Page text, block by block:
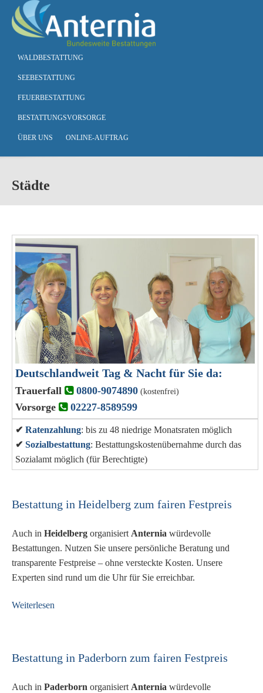
Skip to main content
WALDBESTATTUNG
SEEBESTATTUNG
FEUERBESTATTUNG
BESTATTUNGSVORSORGE
ÜBER UNS ONLINE-AUFTRAG
Städte
Deutschlandweit Tag & Nacht für Sie da:
Trauerfall 0800-9074890 (kostenfrei)
Vorsorge 02227-8589599
✔ Ratenzahlung: bis zu 48 niedrige Monatsraten möglich
✔ Sozialbestattung: Bestattungskostenübernahme durch das
Sozialamt möglich (für Berechtigte)
Bestattung in Heidelberg zum fairen Festpreis
Auch in Heidelberg organisiert Anternia würdevolle
Bestattungen. Nutzen Sie unsere persönliche Beratung und
transparente Festpreise – ohne versteckte Kosten. Unsere
Experten sind rund um die Uhr für Sie erreichbar.
Weiterlesen
Bestattung in Paderborn zum fairen Festpreis
Auch in Paderborn organisiert Anternia würdevolle